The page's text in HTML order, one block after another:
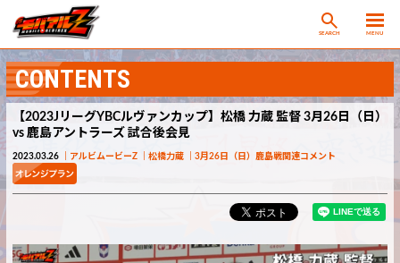
SEARCH MENU
CONTENTS
【2023JリーグYBCルヴァンカップ】松橋 力蔵 監督 3月26日（日）
vs 鹿島アントラーズ 試合後会見
2023.03.26 アルビムービーZ 松橋力蔵 3月26日（日）鹿島戦関連コメント